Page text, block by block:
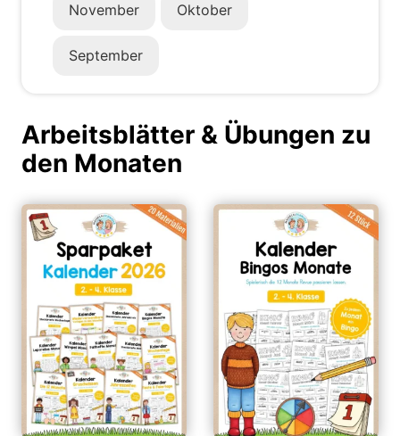
November Oktober
September
Arbeitsblätter & Übungen zu
den Monaten